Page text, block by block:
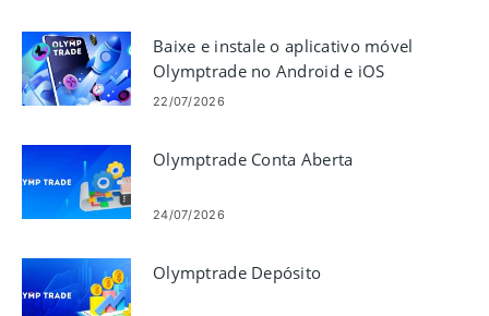
Baixe e instale o aplicativo móvel
Olymptrade no Android e iOS
22/07/2026
Olymptrade Conta Aberta
24/07/2026
Olymptrade Depósito